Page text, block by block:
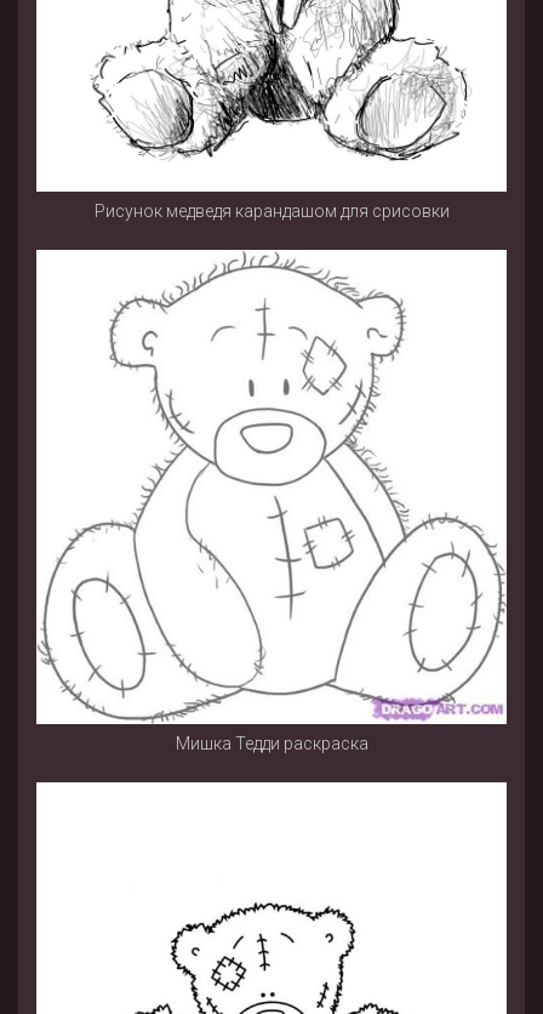
Рисунок медведя карандашом для срисовки
Мишка Тедди раскраска